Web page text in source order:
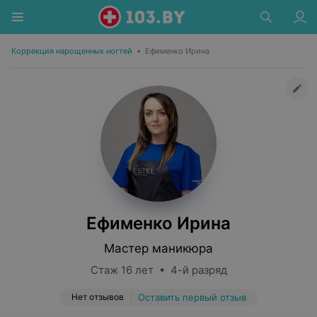
Коррекция нарощенных ногтей • Ефименко Ирина
Ефименко Ирина
Мастер маникюра
Стаж 16 лет • 4-й разряд
Нет отзывов Оставить первый отзыв